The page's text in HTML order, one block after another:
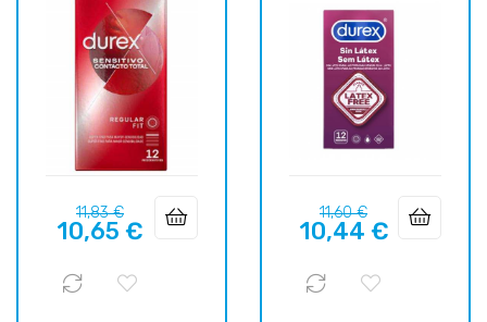
Precio
regular
11,83 €Precio
10,65 €
Precio
regular
11,60 €Precio
10,44 €